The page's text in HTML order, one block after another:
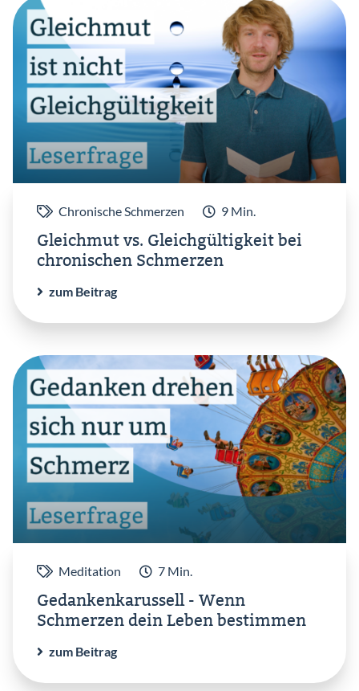
Chronische Schmerzen 9 Min.
Gleichmut vs. Gleichgültigkeit bei
chronischen Schmerzen
zum Beitrag
Meditation 7 Min.
Gedankenkarussell - Wenn
Schmerzen dein Leben bestimmen
zum Beitrag